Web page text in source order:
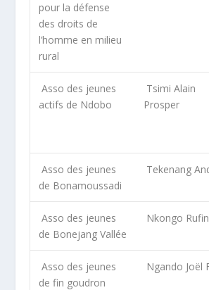
pour la défense
des droits de
l’homme en milieu
rural
Asso des jeunes
actifs de Ndobo
Tsimi Alain
Prosper
Asso des jeunes
de Bonamoussadi
Tekenang
Asso des jeunes
de Bonejang Vallée
Nkongo Rufin
Asso des jeunes
de fin goudron
Ngando Joël